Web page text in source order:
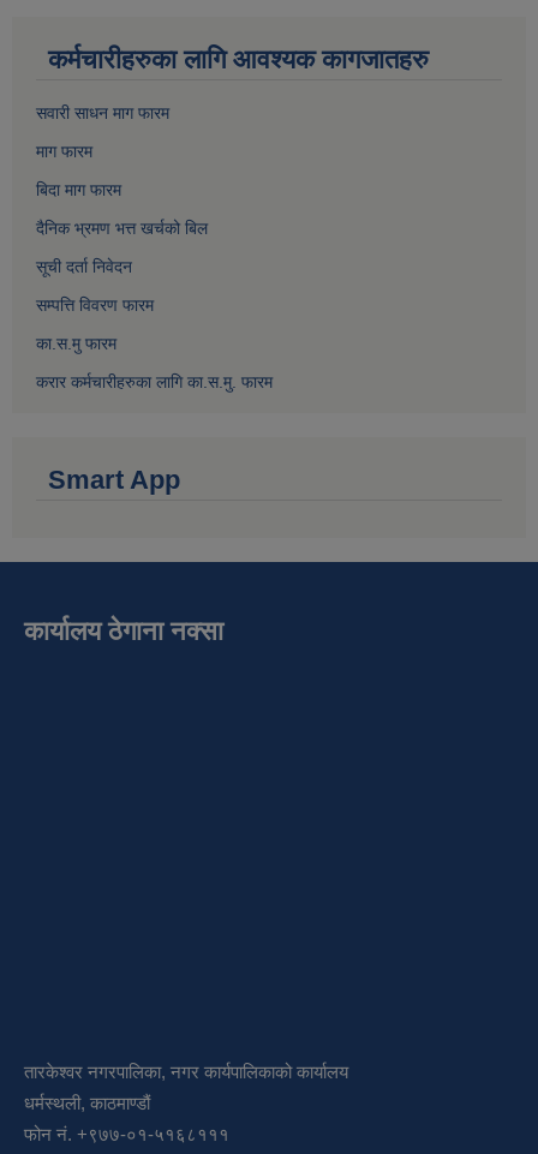
कर्मचारीहरुका लागि आवश्यक कागजातहरु
सवारी साधन माग फारम
माग फारम
बिदा माग फारम
दैनिक भ्रमण भत्त खर्चको बिल
सूची दर्ता निवेदन
सम्पत्ति विवरण फारम
का.स.मु फारम
करार कर्मचारीहरुका लागि का.स.मु. फारम
Smart App
कार्यालय ठेगाना नक्सा
तारकेश्वर नगरपालिका, नगर कार्यपालिकाको कार्यालय
धर्मस्थली, काठमाण्डौं
फोन नं. +९७७-०१-५१६८१११